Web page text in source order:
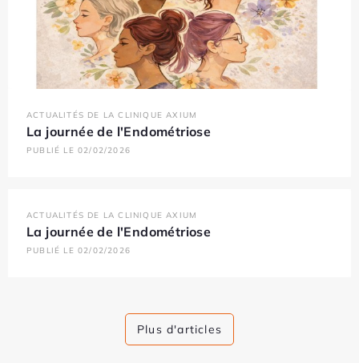
ACTUALITÉS DE LA CLINIQUE AXIUM
La journée de l'Endométriose
PUBLIÉ LE 02/02/2026
ACTUALITÉS DE LA CLINIQUE AXIUM
La journée de l'Endométriose
PUBLIÉ LE 02/02/2026
Plus d'articles